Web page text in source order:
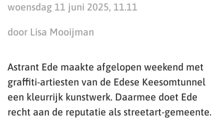
woensdag 11 juni 2025, 11.11
door Lisa Mooijman
Astrant Ede maakte afgelopen weekend met
graffiti-artiesten van de Edese Keesomtunnel
een kleurrijk kunstwerk. Daarmee doet Ede
recht aan de reputatie als streetart-gemeente.